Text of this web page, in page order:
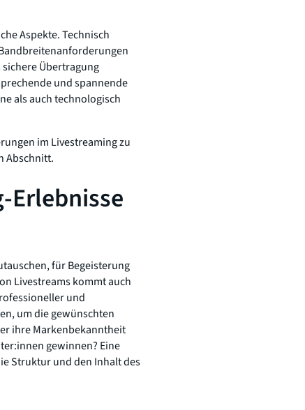
Aspekte. Technisch
Übertragung
und spannende
als auch technologisch
im Livestreaming zu
Abschnitt.
Erlebnisse
für Begeisterung
Livestreams kommt auch
und
um die gewünschten
ihre Markenbekanntheit
gewinnen? Eine
Struktur und den Inhalt des